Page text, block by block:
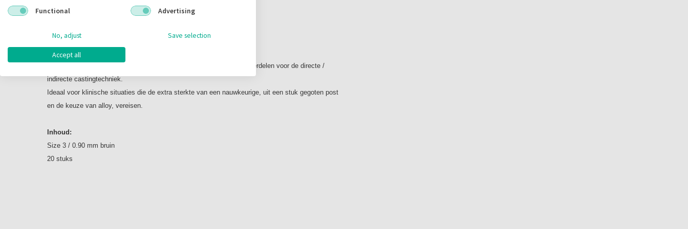
Casting Componenten:
Passief gecementeerd, met evenwijdige zijkanten, prefab casting onderdelen voor de directe /
indirecte castingtechniek.
Ideaal voor klinische situaties die de extra sterkte van een nauwkeurige, uit een stuk gegoten post
en de keuze van alloy, vereisen.
Inhoud:
Size 3 / 0.90 mm bruin
20 stuks
Functional
Advertising
No, adjust Save selection
Accept all